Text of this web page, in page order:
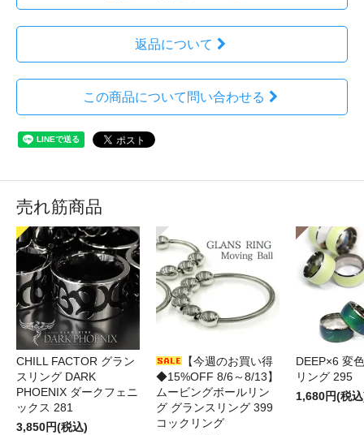
返品について
この商品について問い合わせる
売れ筋商品
CHILL FACTOR グラン
スリング DARK
PHOENIX ダークフェニ
ックス 281
3,850円(税込)
【今週のお買い得
◆15%OFF 8/6～8/13】
ムービングボールリン
グ グランスリング 399
コックリング
DEEP×6 変
リング 295
1,680円(税